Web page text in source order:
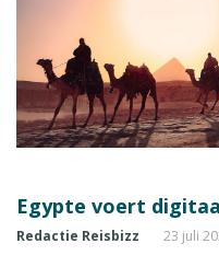
Egypte voert
Redactie Reisbizz 23 juli